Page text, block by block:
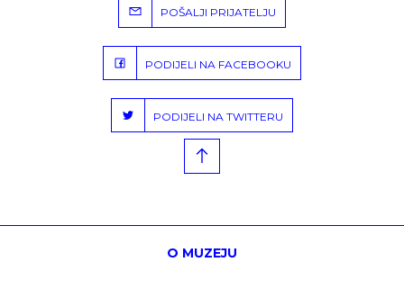
POŠALJI PRIJATELJU
PODIJELI NA FACEBOOKU
PODIJELI NA TWITTERU
O MUZEJU